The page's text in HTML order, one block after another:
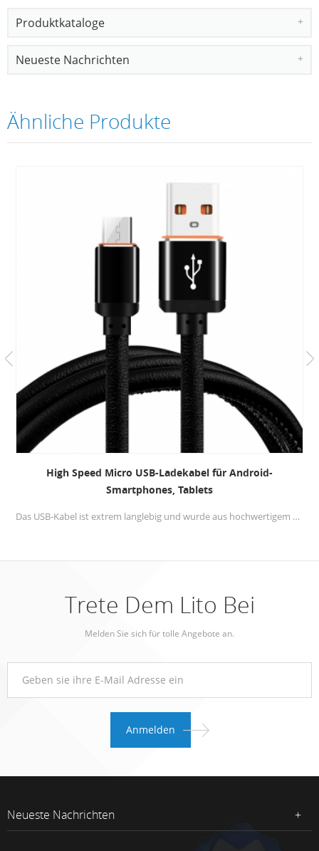
Produktkataloge
Neueste Nachrichten
Ähnliche Produkte
Micro-USB-Kabel Android-Ladegerät
Hochgeschwindigkeits-Ladekabel für Samsung
2.1A Gebühr Micro-USB-Kabel Übertragung, Datenübertragung und Hochgeschwindigkeitsladung 2 in 1
Trete Dem Lito Bei
Melden Sie sich für tolle Angebote an.
Neueste Nachrichten